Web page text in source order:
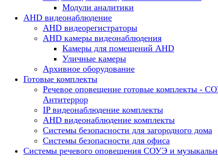
Модули аналитики
AHD видеонаблюдение
AHD видеорегистраторы
AHD камеры видеонаблюдения
Камеры для помещений AHD
Уличные камеры
Архивное оборудование
Готовые комплекты
Речевое оповещение готовые комплекты -
Антитеррор
IP видеонаблюдение комплекты
AHD видеонаблюдение комплекты
Системы безопасности для загородного дома
Системы безопасности для офиса
Системы речевого оповещения СОУЭ и